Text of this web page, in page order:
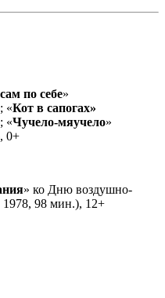
по себе»
«Кот в сапогах»
«Чучело-мяучело»
0+
» ко Дню воздушно-
98 мин.), 12+